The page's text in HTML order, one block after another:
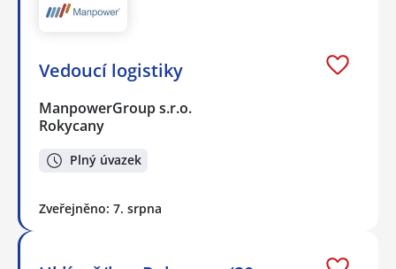
Vedoucí logistiky
ManpowerGroup s.r.o.
Rokycany
Plný úvazek
Zveřejněno: 7. srpna